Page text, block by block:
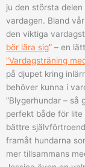
ju den största
vardagen. Bland
den viktiga
bör lära sig” – en
”Vardagsträning
på djupet kring
behöver kunna i
”Blygerhundar – så
perfekt både för
bättre
framåt hundarna
mer tillsammans